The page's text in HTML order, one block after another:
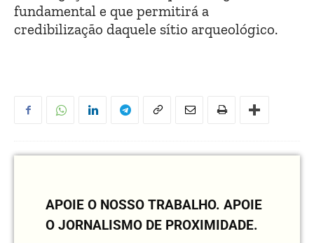
fundamental e que permitirá a
credibilização daquele sítio arqueológico.
APOIE O NOSSO TRABALHO. APOIE
O JORNALISMO DE PROXIMIDADE.